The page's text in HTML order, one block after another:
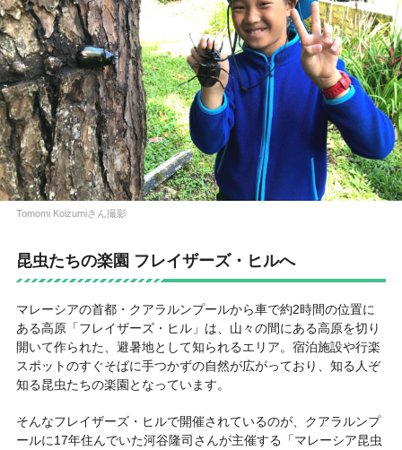
Tomomi Koizumiさん撮影
昆虫たちの楽園 フレイザーズ・ヒルへ
マレーシアの首都・クアラルンプールから車で約2時間の位置に
ある高原「フレイザーズ・ヒル」は、山々の間にある高原を切り
開いて作られた、避暑地として知られるエリア。宿泊施設や行楽
スポットのすぐそばに手つかずの自然が広がっており、知る人ぞ
知る昆虫たちの楽園となっています。
そんなフレイザーズ・ヒルで開催されているのが、クアラルンプ
ールに17年住んでいた河谷隆司さんが主催する「マレーシア昆虫